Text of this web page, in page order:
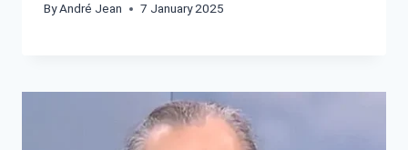
ByAndré Jean 7 January 2025